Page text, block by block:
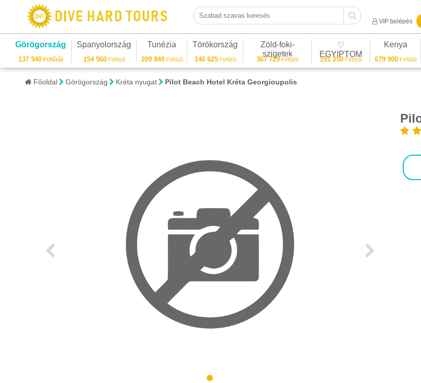
Szabad szavas keresés
VIP belépés
Görögország
137 540 Ft/főtől
Spanyolország
154 560Ft/főtől
Tunézia
209 840Ft/főtől
Törökország
146 625Ft/főtől
Zöld-foki-
szigetek
367 729 Ft/főtől
♡
EGYIPTOM
191 250 Ft/főtől
Kenya
679 900Ft/főtől
Főoldal Görögország Kréta nyugat Pilot Beach Hotel Kréta Georgioupolis